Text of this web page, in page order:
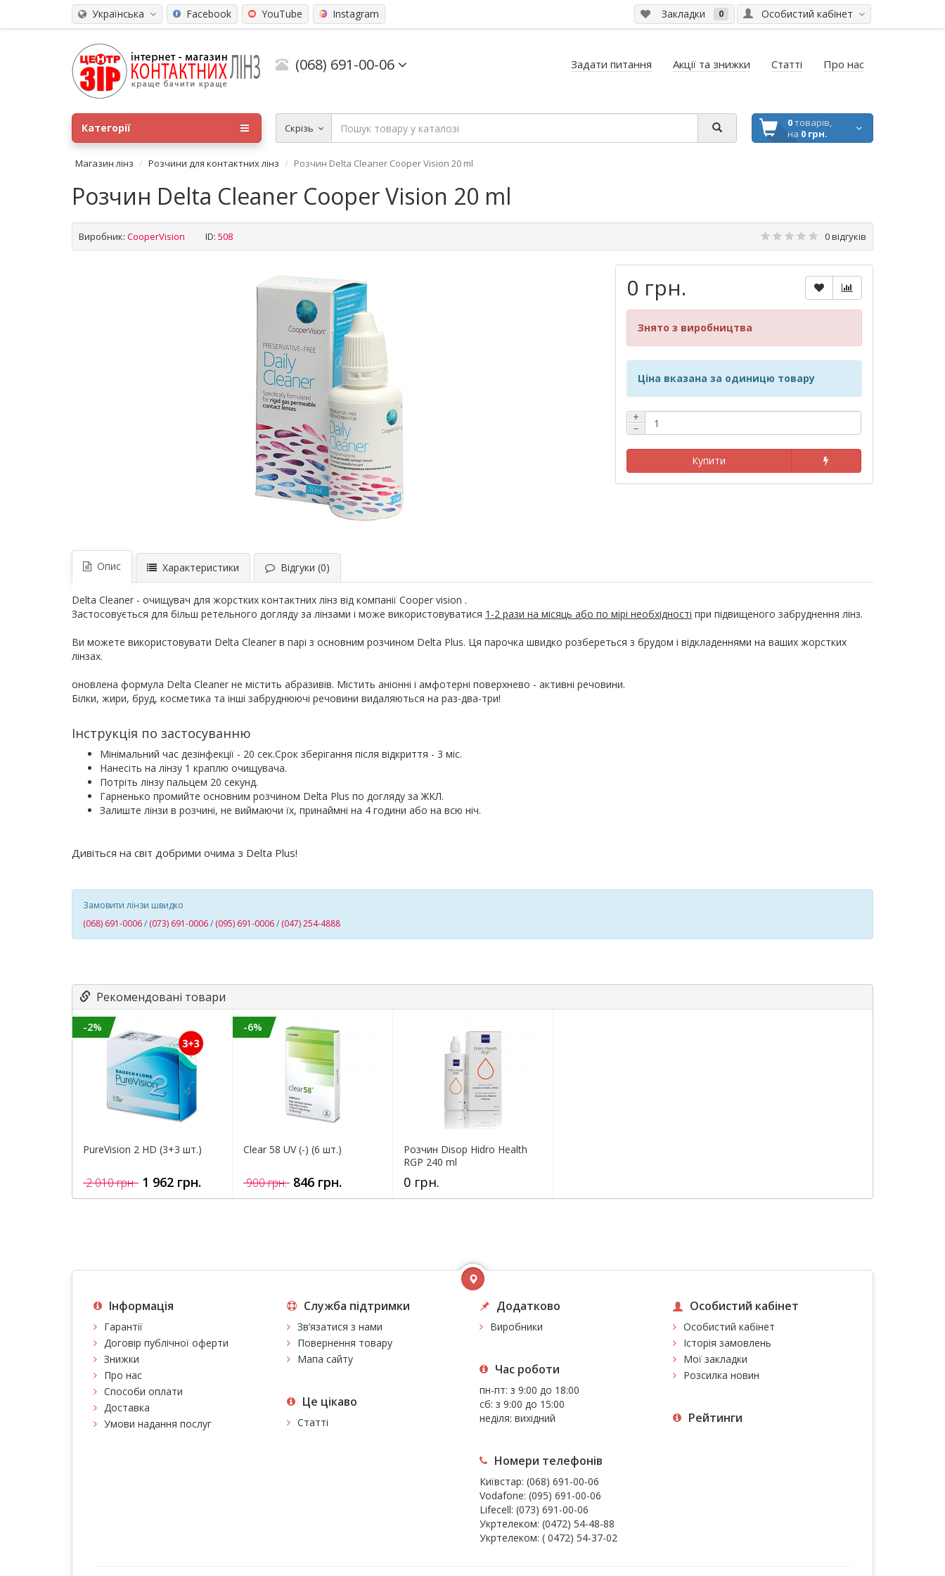
Українська Особистий кабінет
Закладки 0
Facebook YouTube Instagram
(068) 691-00-06 Задати питання Акції та знижки Статті Про нас
Скрізь 0товарів,
на 0 грн.
Категорії
Магазин лінз Розчини для контактних лінз Розчин Delta Cleaner Cooper Vision 20 ml
Розчин Delta Cleaner Cooper Vision 20 ml
Виробник: CooperVision ID: 508 0 відгуків
0 грн.
Знято з виробництва
Ціна вказана за одиницю товару
+
−
Купити
Опис Характеристики Відгуки (0)
Delta Cleaner - очищувач для жорстких контактних лінз від компанії Cooper vision .
Застосовується для більш ретельного догляду за лінзами і може використовуватися 1-2 рази на місяць або по мірі необхідності при підвищеного забруднення лінз.
Ви можете використовувати Delta Cleaner в парі з основним розчином Delta Plus. Ця парочка швидко розбереться з брудом і відкладеннями на ваших жорстких
лінзах.
оновлена ​​формула Delta Cleaner не містить абразивів. Містить аніонні і амфотерні поверхнево - активні речовини.
Білки, жири, бруд, косметика та інші забруднюючі речовини видаляються на раз-два-три!
Інструкція по застосуванню
Мінімальний час дезінфекції - 20 сек.Срок зберігання після відкриття - 3 міс.
Нанесіть на лінзу 1 краплю очищувача.
Потріть лінзу пальцем 20 секунд.
Гарненько промийте основним розчином Delta Plus по догляду за ЖКЛ.
Залиште лінзи в розчині, не виймаючи їх, принаймні на 4 години або на всю ніч.
Дивіться на світ добрими очима з Delta Plus!
Замовити лінзи швидко
(068) 691-0006/ (073) 691-0006/ (095) 691-0006/ (047) 254-4888
Рекомендовані товари
-2%
PureVision 2 HD (3+3 шт.)
2 010 грн. 1 962 грн.
-6%
Clear 58 UV (-) (6 шт.)
900 грн. 846 грн.
Розчин Disop Hidro Health
RGP 240 ml
0 грн.
Інформація
Гарантії
Договір публічної оферти
Знижки
Про нас
Способи оплати
Доставка
Умови надання послуг
Служба підтримки
Зв’язатися з нами
Повернення товару
Мапа сайту
Це цiкаво
Статті
Додатково
Виробники
Час роботи
пн-пт: з 9:00 до 18:00
сб: з 9:00 до 15:00
неділя: вихідний
Номери телефонів
Київстар: (068) 691-00-06
Vodafone: (095) 691-00-06
Lifecell: (073) 691-00-06
Укртелеком: (0472) 54-48-88
Укртелеком: ( 0472) 54-37-02
Особистий кабінет
Особистий кабінет
Історія замовлень
Мої закладки
Розсилка новин
Рейтинги